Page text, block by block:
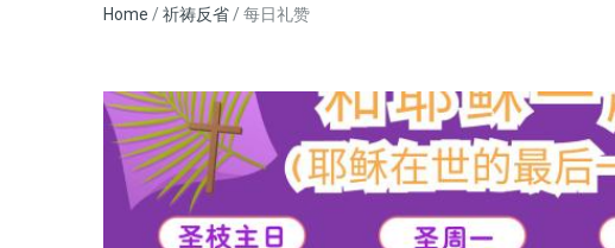
Breadcrumb
Home 祈祷反省 每日礼赞